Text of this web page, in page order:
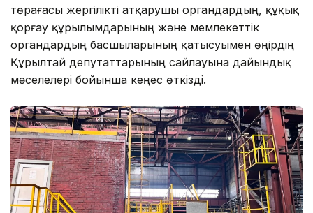
төрағасы жергілікті атқарушы органдардың, құқық
қорғау құрылымдарының және мемлекеттік
органдардың басшыларының қатысуымен өңірдің
Құрылтай депутаттарының сайлауына дайындық
мәселелері бойынша кеңес өткізді.